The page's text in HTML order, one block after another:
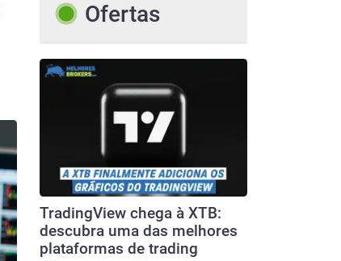
Ofertas
TradingView chega à XTB:
descubra uma das melhores
plataformas de trading